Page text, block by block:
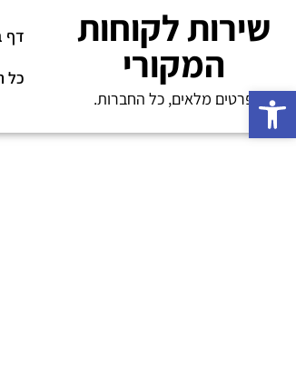
פתח סרגל נגישות
שירות לקוחות
המקורי
פרטים מלאים, כל החברות.
דף
כל